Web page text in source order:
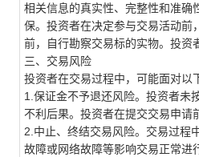
相关信息的真实性、完整性和准确
保。投资者在决定参与交易活动前
前，自行勘察交易标的实物。投资
三、交易风险
投资者在交易过程中，可能面对以
1. 保证金不予退还风险。 投资者未
不利后果。投资者在提交交易申请
2. 中止、终结交易风险。 交易过程
故障或网络故障等影响交易正常进